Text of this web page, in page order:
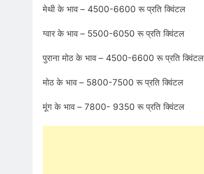
मेथी के भाव – 4500-6600 रू प्रति क्विंटल
ग्वार के भाव – 5500-6050 रू प्रति क्विंटल
पुराना मोठ के भाव – 4500-6600 रू प्रति क्विंटल
मोठ के भाव – 5800-7500 रू प्रति क्विंटल
मूंग के भाव – 7800- 9350 रू प्रति क्विंटल